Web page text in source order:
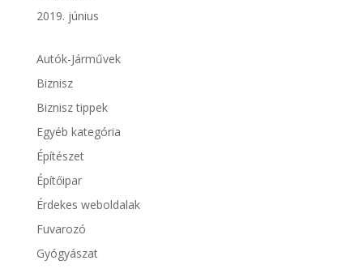
2019. június
Autók-Járművek
Biznisz
Biznisz tippek
Egyéb kategória
Építészet
Építőipar
Érdekes weboldalak
Fuvarozó
Gyógyászat